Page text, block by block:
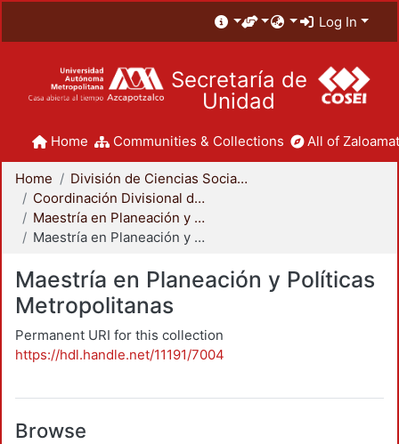
Log In
Secretaría de
Unidad
Home Communities & Collections All of
Home
División de Ciencias Sociales y Humanidades
Coordinación Divisional de Posgrado
Maestría en Planeación y Políticas Metropolitanas
Maestría en Planeación y Políticas Metropolitanas
Maestría en Planeación y Políticas
Metropolitanas
Permanent URI for this collection
https://hdl.handle.net/11191/7004
Browse